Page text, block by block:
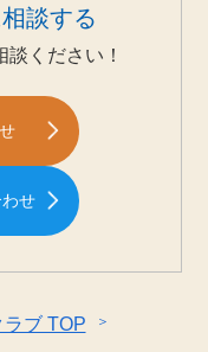
談する
ください！
せ
ブ TOP ＞